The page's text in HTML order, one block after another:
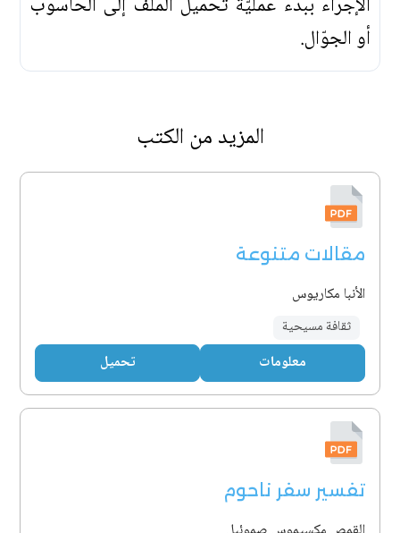
أو الجوّال.
المزيد من الكتب
مقالات متنوعة
الأنبا مكاريوس
ثقافة مسيحية
معلومات تحميل
تفسير سفر ناحوم